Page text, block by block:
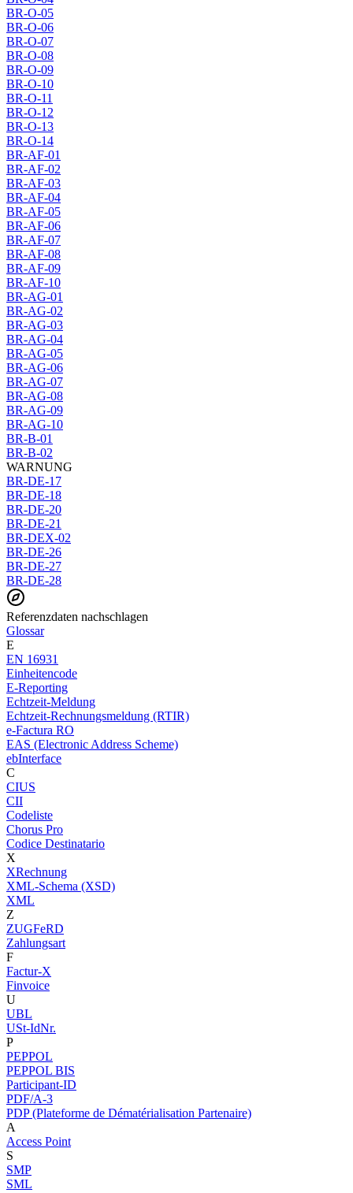
BR-O-05
BR-O-06
BR-O-07
BR-O-08
BR-O-09
BR-O-10
BR-O-11
BR-O-12
BR-O-13
BR-O-14
BR-AF-01
BR-AF-02
BR-AF-03
BR-AF-04
BR-AF-05
BR-AF-06
BR-AF-07
BR-AF-08
BR-AF-09
BR-AF-10
BR-AG-01
BR-AG-02
BR-AG-03
BR-AG-04
BR-AG-05
BR-AG-06
BR-AG-07
BR-AG-08
BR-AG-09
BR-AG-10
BR-B-01
BR-B-02
WARNUNG
BR-DE-17
BR-DE-18
BR-DE-20
BR-DE-21
BR-DEX-02
BR-DE-26
BR-DE-27
BR-DE-28
Referenzdaten nachschlagen
Glossar
E
EN 16931
Einheitencode
E-Reporting
Echtzeit-Meldung
Echtzeit-Rechnungsmeldung (RTIR)
e-Factura RO
EAS (Electronic Address Scheme)
ebInterface
C
CIUS
CII
Codeliste
Chorus Pro
Codice Destinatario
X
XRechnung
XML-Schema (XSD)
XML
Z
ZUGFeRD
Zahlungsart
F
Factur-X
Finvoice
U
UBL
USt-IdNr.
P
PEPPOL
PEPPOL BIS
Participant-ID
PDF/A-3
PDP (Plateforme de Dématérialisation Partenaire)
A
Access Point
S
SMP
SML